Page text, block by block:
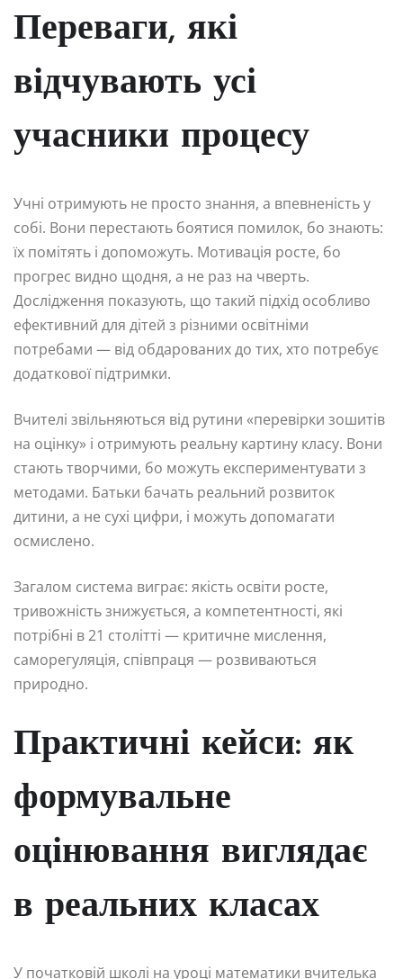
Переваги, які
відчувають усі
учасники процесу
Учні отримують не просто знання, а впевненість у
собі. Вони перестають боятися помилок, бо знають:
їх помітять і допоможуть. Мотивація росте, бо
прогрес видно щодня, а не раз на чверть.
Дослідження показують, що такий підхід особливо
ефективний для дітей з різними освітніми
потребами — від обдарованих до тих, хто потребує
додаткової підтримки.
Вчителі звільняються від рутини «перевірки зошитів
на оцінку» і отримують реальну картину класу. Вони
стають творчими, бо можуть експериментувати з
методами. Батьки бачать реальний розвиток
дитини, а не сухі цифри, і можуть допомагати
осмислено.
Загалом система виграє: якість освіти росте,
тривожність знижується, а компетентності, які
потрібні в 21 столітті — критичне мислення,
саморегуляція, співпраця — розвиваються
природно.
Практичні кейси: як
формувальне
оцінювання виглядає
в реальних класах
У початковій школі на уроці математики вчителька